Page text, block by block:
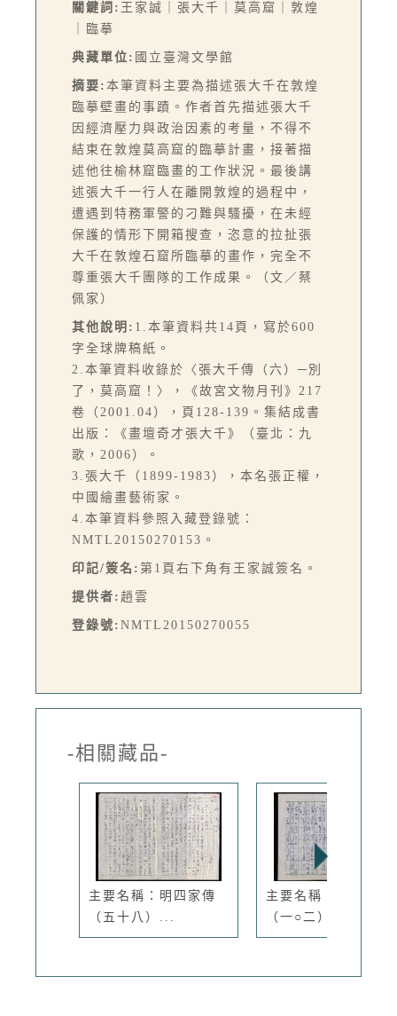
關鍵詞: 王家誠｜張大千｜莫高窟｜敦煌
｜臨摹
典藏單位: 國立臺灣文學館
摘要: 本筆資料主要為描述張大千在敦煌
臨摹壁畫的事蹟。作者首先描述張大千
因經濟壓力與政治因素的考量，不得不
結束在敦煌莫高窟的臨摹計畫，接著描
述他往榆林窟臨畫的工作狀況。最後講
述張大千一行人在離開敦煌的過程中，
遭遇到特務軍警的刁難與騷擾，在未經
保護的情形下開箱搜查，恣意的拉扯張
大千在敦煌石窟所臨摹的畫作，完全不
尊重張大千團隊的工作成果。（文／蔡
佩家）
其他說明: 1.本筆資料共14頁，寫於600
字全球牌稿紙。
2.本筆資料收錄於〈張大千傳（六）─別
了，莫高窟！〉，《故宮文物月刊》217
卷（2001.04），頁128-139。集結成書
出版：《畫壇奇才張大千》（臺北：九
歌，2006）。
3.張大千（1899-1983），本名張正權，
中國繪畫藝術家。
4.本筆資料參照入藏登錄號：
NMTL20150270153。
印記/簽名: 第1頁右下角有王家誠簽名。
提供者: 趙雲
登錄號: NMTL20150270055
-相關藏品-
主要名稱：明四家傳
（五十八）...
主要名稱：明四家傳
（一○二）...